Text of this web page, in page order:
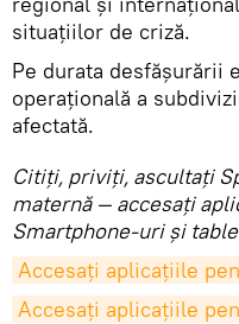
situațiilor de criză.
Pe durata desfășurării
operațională a
afectată.
Citiţi, priviţi, ascultaţi
maternă — accesaţi
Smartphone-uri şi
Accesaţi aplicaţiile
Accesaţi aplicaţiile